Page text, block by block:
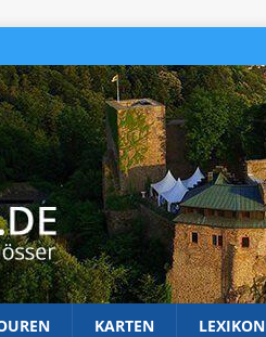
KARTEN LEXIKON